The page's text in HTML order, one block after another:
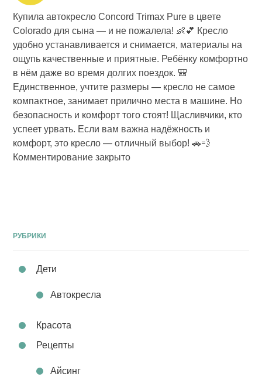
Купила автокресло Concord Trimax Pure в цвете
Colorado для сына — и не пожалела! 👶💕 Кресло
удобно устанавливается и снимается, материалы на
ощупь качественные и приятные. Ребёнку комфортно
в нём даже во время долгих поездок. 🎒
Единственное, учтите размеры — кресло не самое
компактное, занимает прилично места в машине. Но
безопасность и комфорт того стоят! Щасливчики, кто
успеет урвать. Если вам важна надёжность и
комфорт, это кресло — отличный выбор! 🚗💨
Комментирование закрыто
РУБРИКИ
Дети
Автокресла
Красота
Рецепты
Айсинг